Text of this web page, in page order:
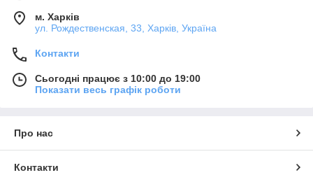
м. Харків
ул. Рождественская, 33, Харків, Україна
Контакти
Сьогодні працює з 10:00 до 19:00
Показати весь графік роботи
Про нас
Контакти